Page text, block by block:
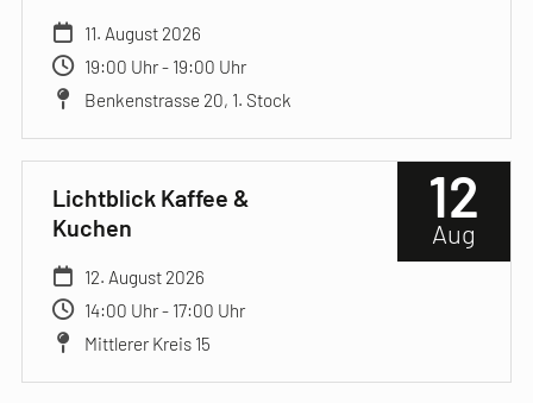
11. August 2026
19:00 Uhr - 19:00 Uhr
Benkenstrasse 20, 1. Stock
12
Aug
Lichtblick Kaffee &
Kuchen
12. August 2026
14:00 Uhr - 17:00 Uhr
Mittlerer Kreis 15